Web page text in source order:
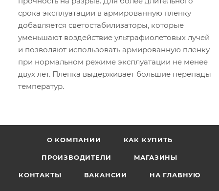
срока эксплуатации в армированную пленку
добавляется светостабилизаторы, которые
уменьшают воздействие ультрафиолетовых лучей
и позволяют использовать армированную пленку
при нормальном режиме эксплуатации не менее
двух лет. Пленка выдерживает большие перепады
температур.
О КОМПАНИИ КАК КУПИТЬ
ПРОИЗВОДИТЕЛИ МАГАЗИНЫ
КОНТАКТЫ ВАКАНСИИ НА ГЛАВНУЮ